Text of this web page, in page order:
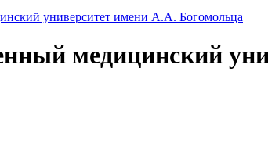
университет имени А.А. Богомольца
медицинский